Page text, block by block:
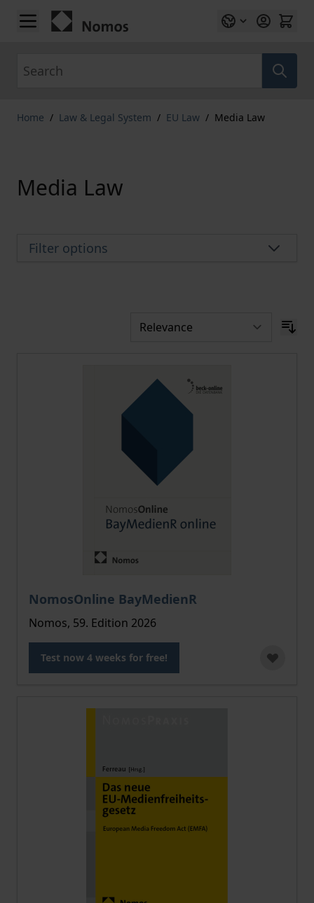
Skip to Content
Home / Law & Legal System / EU Law / Media Law
Media Law
Filter options
NomosOnline BayMedienR
Nomos, 59. Edition 2026
Test now 4 weeks for free!